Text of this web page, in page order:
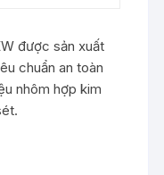
được sản xuất
chuẩn an toàn
nhôm hợp kim